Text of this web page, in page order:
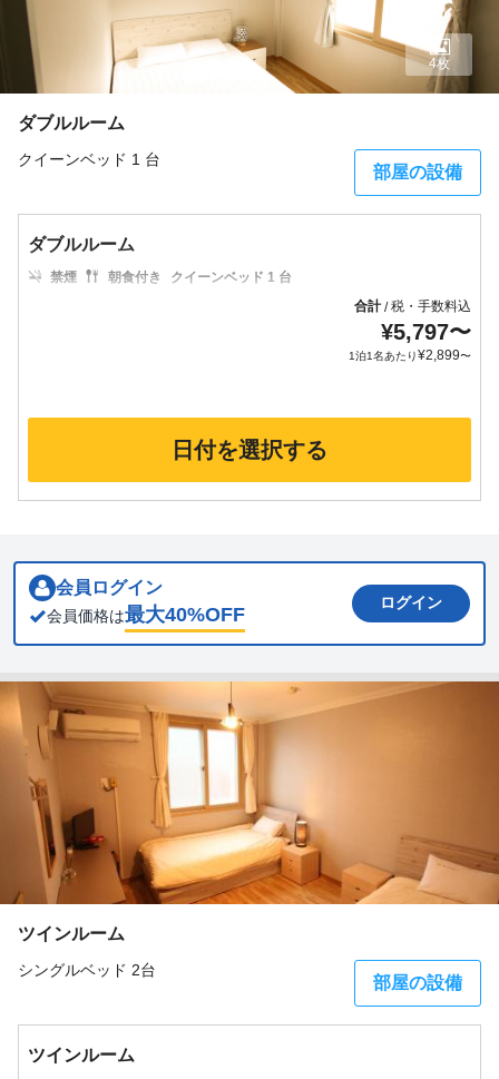
ダブルルーム
クイーンベッド 1 台
部屋の設備
4枚
ダブルルーム
禁煙 朝食付き
クイーンベッド 1 台
合計/税・手数料込
¥5,797〜
1泊1名あたり¥2,899〜
日付を選択する
会員ログイン
会員価格は最大40%OFF
ログイン
ツインルーム
シングルベッド 2台
部屋の設備
ツインルーム